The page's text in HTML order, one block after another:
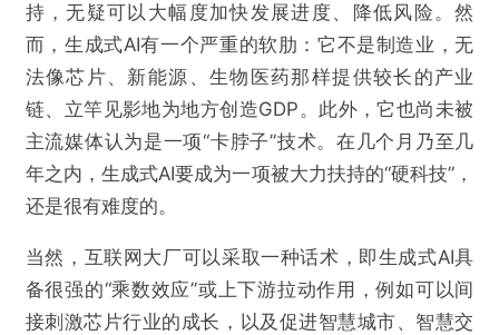
提交
持，无疑可以大幅度加快发展进度、降低风险。然
而，生成式AI有一个严重的软肋：它不是制造业，无
法像芯片、新能源、生物医药那样提供较长的产业
链、立竿见影地为地方创造GDP。此外，它也尚未被
主流媒体认为是一项“卡脖子”技术。在几个月乃至几
年之内，生成式AI要成为一项被大力扶持的“硬科技”，
还是很有难度的。
当然，互联网大厂可以采取一种话术，即生成式AI具
备很强的“乘数效应”或上下游拉动作用，例如可以间
接刺激芯片行业的成长，以及促进智慧城市、智慧交